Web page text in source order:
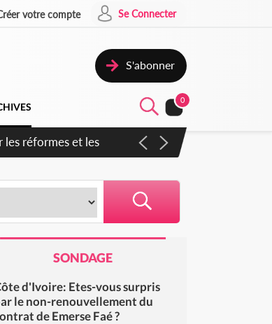
votre compte Se Connecter
S'abonner
0
pour accélérer le
SONDAGE
d'Ivoire: Etes-vous surpris
le non-renouvellement du
de Emerse Faé ?